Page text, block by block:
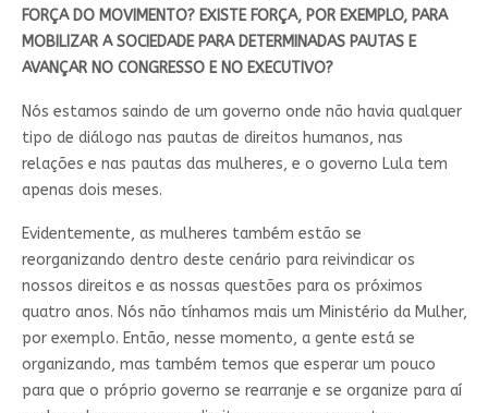
FORÇA DO MOVIMENTO? EXISTE FORÇA, POR EXEMPLO, PARA
MOBILIZAR A SOCIEDADE PARA DETERMINADAS PAUTAS E
AVANÇAR NO CONGRESSO E NO EXECUTIVO?
Nós estamos saindo de um governo onde não havia qualquer
tipo de diálogo nas pautas de direitos humanos, nas
relações e nas pautas das mulheres, e o governo Lula tem
apenas dois meses.
Evidentemente, as mulheres também estão se
reorganizando dentro deste cenário para reivindicar os
nossos direitos e as nossas questões para os próximos
quatro anos. Nós não tínhamos mais um Ministério da Mulher,
por exemplo. Então, nesse momento, a gente está se
organizando, mas também temos que esperar um pouco
para que o próprio governo se rearranje e se organize para aí